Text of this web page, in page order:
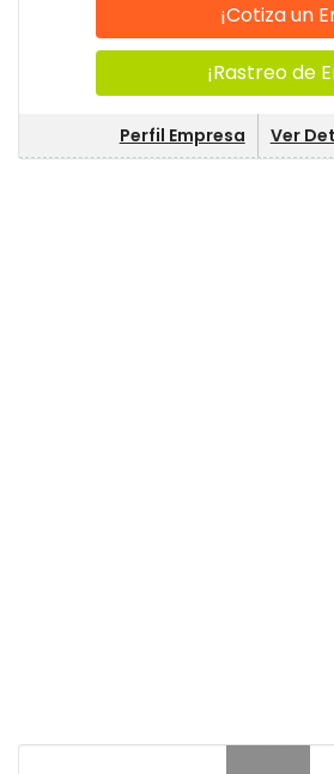
¡Cotiza un
¡Rastreo de
Perfil Empresa Ver